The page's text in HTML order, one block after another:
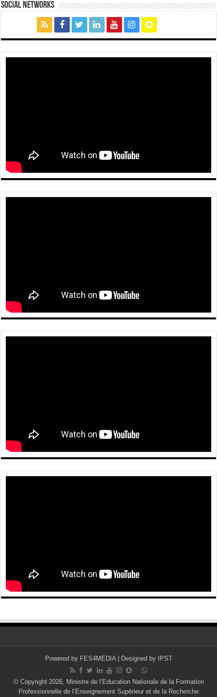
social networks
Powered by FES4MEDIA| Designed by IPST
© Copyright 2026, Ministre de l’Education Nationale de la Formation
Professionnelle de l’Enseignement Supérieur et de la Recherche